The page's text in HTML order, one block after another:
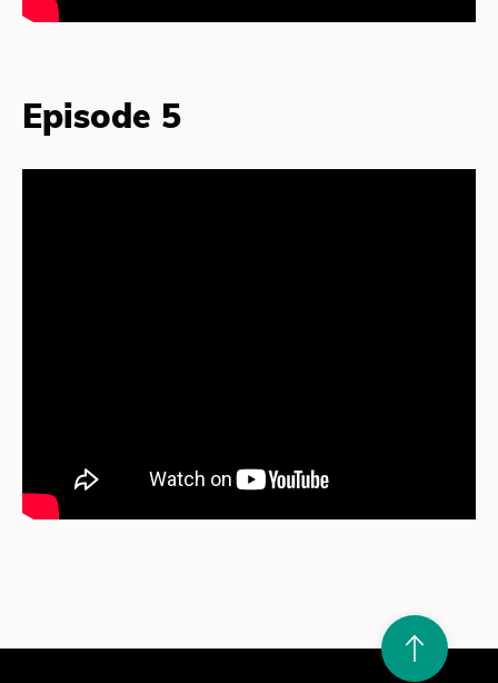
Episode 5
Re
m
on
e
en hau